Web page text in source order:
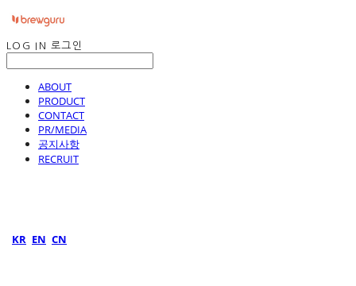
LOG IN 로그인
ABOUT
PRODUCT
CONTACT
PR/MEDIA
공지사항
RECRUIT
KR EN CN